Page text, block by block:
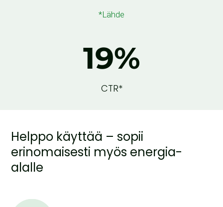
*Lähde
19%
CTR*
Helppo käyttää – sopii
erinomaisesti myös energia-
alalle